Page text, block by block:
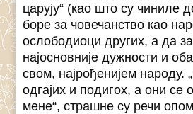
царују“ (као што су чиниле
боре за човечанство као
ослободиоци других, а да
најосновније дужности и
свом, најрођенијем народу.
одгајих и подигох, а они се
мене“, страшне су речи